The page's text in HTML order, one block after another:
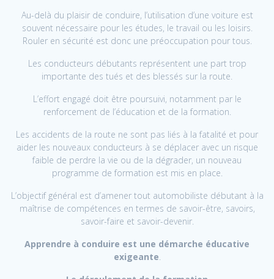
Au-delà du plaisir de conduire, l’utilisation d’une voiture est
souvent nécessaire pour les études, le travail ou les loisirs.
Rouler en sécurité est donc une préoccupation pour tous.
Les conducteurs débutants représentent une part trop
importante des tués et des blessés sur la route.
L’effort engagé doit être poursuivi, notamment par le
renforcement de l’éducation et de la formation.
Les accidents de la route ne sont pas liés à la fatalité et pour
aider les nouveaux conducteurs à se déplacer avec un risque
faible de perdre la vie ou de la dégrader, un nouveau
programme de formation est mis en place.
L’objectif général est d’amener tout automobiliste débutant à la
maîtrise de compétences en termes de savoir-être, savoirs,
savoir-faire et savoir-devenir.
Apprendre à conduire est une démarche éducative
exigeante.